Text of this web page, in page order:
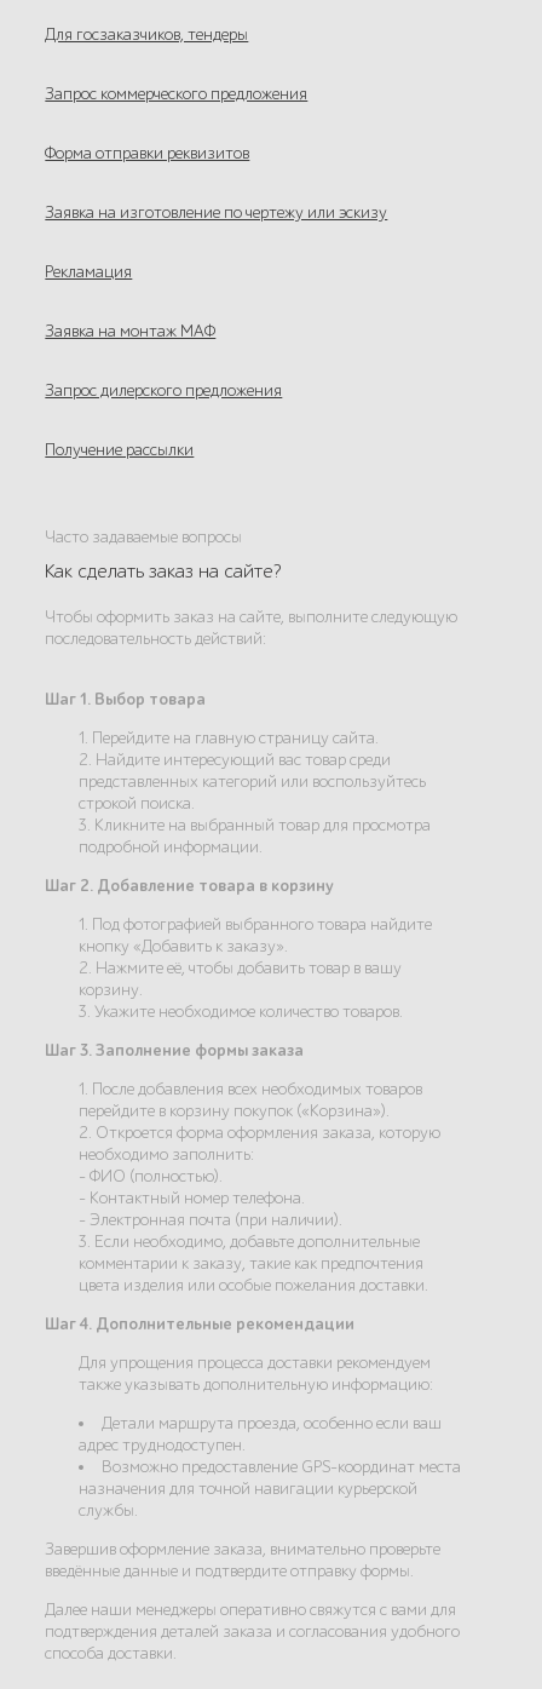
Для госзаказчиков, тендеры
Запрос коммерческого предложения
Форма отправки реквизитов
Заявка на изготовление по чертежу или эскизу
Рекламация
Заявка на монтаж МАФ
Запрос дилерского предложения
Получение рассылки
Часто задаваемые вопросы
Как сделать заказ на сайте?
Чтобы оформить заказ на сайте, выполните следующую
последовательность действий:
Шаг 1. Выбор товара
1. Перейдите на главную страницу сайта.
2. Найдите интересующий вас товар среди
представленных категорий или воспользуйтесь
строкой поиска.
3. Кликните на выбранный товар для просмотра
подробной информации.
Шаг 2. Добавление товара в корзину
1. Под фотографией выбранного товара найдите
кнопку «Добавить к заказу».
2. Нажмите её, чтобы добавить товар в вашу
корзину.
3. Укажите необходимое количество товаров.
Шаг 3. Заполнение формы заказа
1. После добавления всех необходимых товаров
перейдите в корзину покупок («Корзина»).
2. Откроется форма оформления заказа, которую
необходимо заполнить:
- ФИО (полностью).
- Контактный номер телефона.
- Электронная почта (при наличии).
3. Если необходимо, добавьте дополнительные
комментарии к заказу, такие как предпочтения
цвета изделия или особые пожелания доставки.
Шаг 4. Дополнительные рекомендации
Для упрощения процесса доставки рекомендуем
также указывать дополнительную информацию:
Детали маршрута проезда, особенно если ваш
адрес труднодоступен.
Возможно предоставление GPS-координат места
назначения для точной навигации курьерской
службы.
Завершив оформление заказа, внимательно проверьте
введённые данные и подтвердите отправку формы.
Далее наши менеджеры оперативно свяжутся с вами для
подтверждения деталей заказа и согласования удобного
способа доставки.